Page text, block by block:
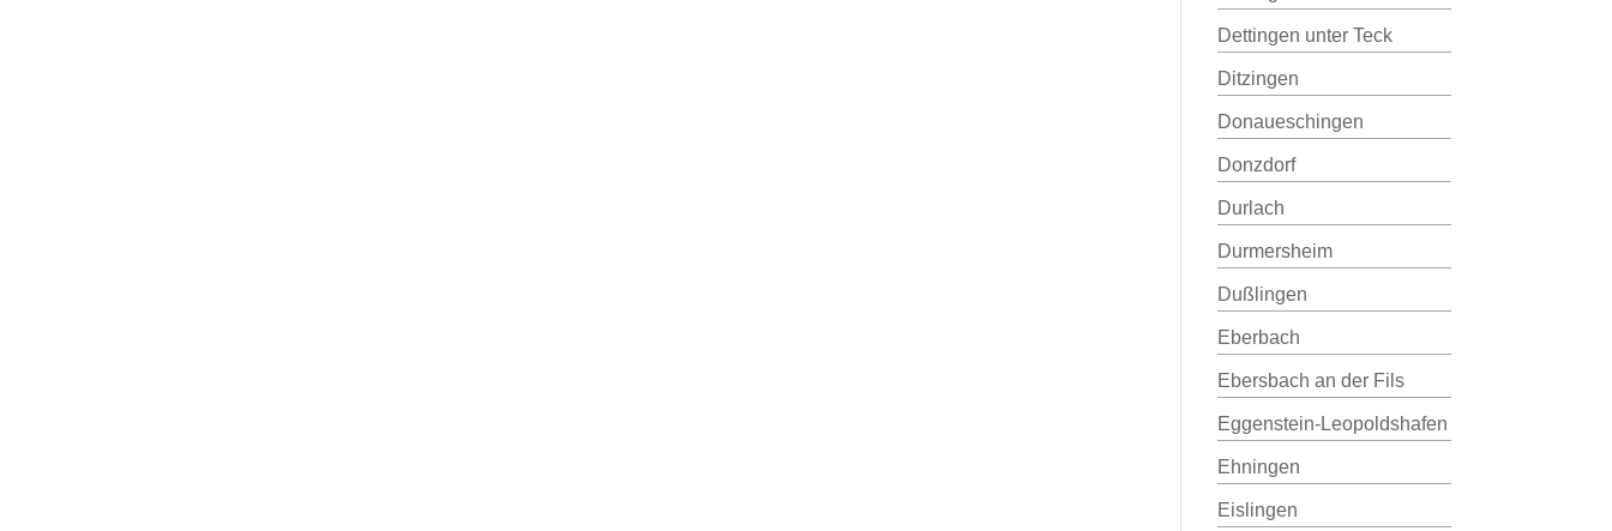
Dettingen unter Teck
Ditzingen
Donaueschingen
Donzdorf
Durlach
Durmersheim
Dußlingen
Eberbach
Ebersbach an der Fils
Eggenstein-Leopoldshafen
Ehningen
Eislingen